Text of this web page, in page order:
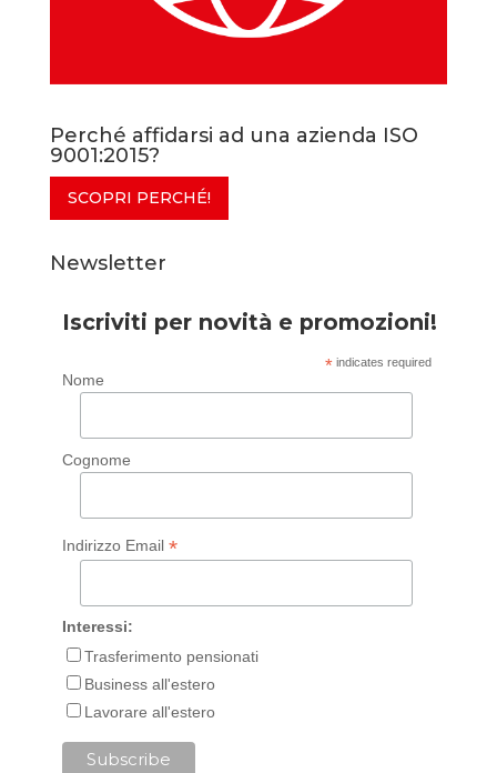
Perché affidarsi ad una azienda ISO
9001:2015?
SCOPRI PERCHÉ!
Newsletter
Iscriviti per novità e promozioni!
* indicates required
Nome
Cognome
Indirizzo Email *
Interessi:
Trasferimento pensionati
Business all'estero
Lavorare all'estero